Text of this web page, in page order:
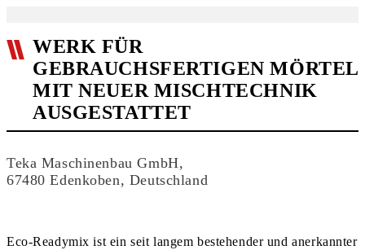
WERK FÜR
GEBRAUCHSFERTIGEN MÖRTEL
MIT NEUER MISCHTECHNIK
AUSGESTATTET
Teka Maschinenbau GmbH,
67480 Edenkoben, Deutschland
Eco-Readymix ist ein seit langem bestehender und anerkannter